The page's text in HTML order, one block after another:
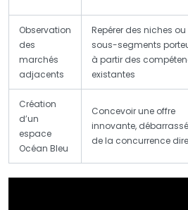
Observation
des
marchés
adjacents
Repérer des niches ou
sous-segments
à partir des
existantes
Création
d’un
espace
Océan Bleu
Concevoir une offre
innovante,
de la concurrence